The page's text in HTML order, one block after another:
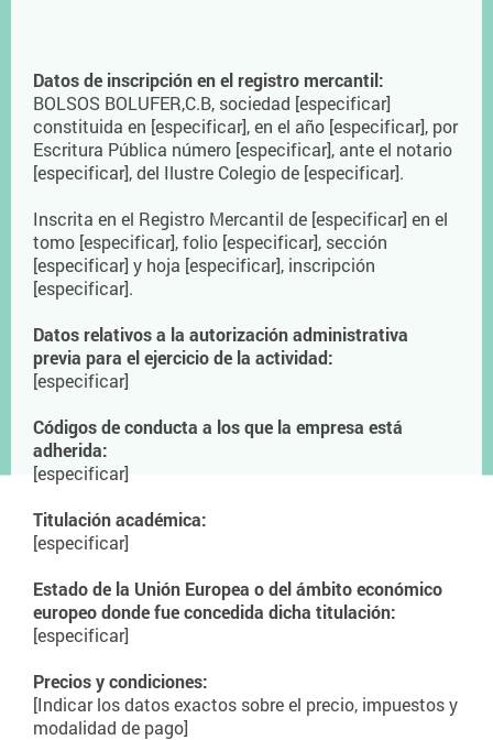
Datos de inscripción en el registro mercantil:
BOLSOS BOLUFER,C.B, sociedad [especificar]
constituida en [especificar], en el año [especificar], por
Escritura Pública número [especificar], ante el notario
[especificar], del Ilustre Colegio de [especificar].
Inscrita en el Registro Mercantil de [especificar] en el
tomo [especificar], folio [especificar], sección
[especificar] y hoja [especificar], inscripción
[especificar].
Datos relativos a la autorización administrativa
previa para el ejercicio de la actividad:
[especificar]
Códigos de conducta a los que la empresa está
adherida:
[especificar]
Titulación académica:
[especificar]
Estado de la Unión Europea o del ámbito económico
europeo donde fue concedida dicha titulación:
[especificar]
Precios y condiciones:
[Indicar los datos exactos sobre el precio, impuestos y
modalidad de pago]